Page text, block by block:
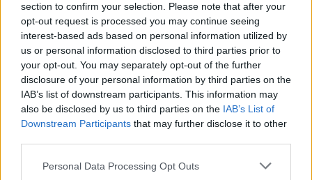
section to confirm your selection. Please note that after your
opt-out request is processed you may continue seeing
interest-based ads based on personal information utilized by
us or personal information disclosed to third parties prior to
your opt-out. You may separately opt-out of the further
disclosure of your personal information by third parties on the
IAB’s list of downstream participants. This information may
also be disclosed by us to third parties on the IAB’s List of
Downstream Participants that may further disclose it to other
Please note that this website/app uses one or more Google
Personal Data Processing Opt Outs
compratori. Con una strategia ben pianificata e una
buona comprensione delle dinamiche locali, è
possibile ottenere risultati notevoli in questo
settore in costante evoluzione. E tu, sei pronto a
cogliere l’attimo e investire nel futuro?
AUTORE
AiAdhubMedia